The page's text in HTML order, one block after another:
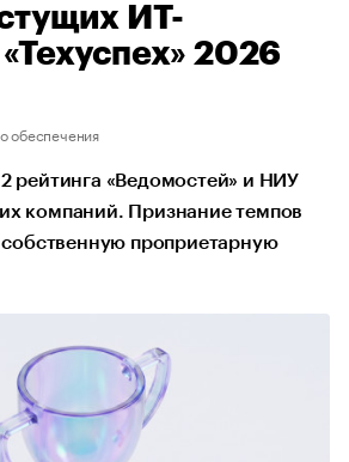
ИТ-
2026
обеспечения
рейтинга «Ведомостей» и НИУ
компаний. Признание темпов
собственную проприетарную